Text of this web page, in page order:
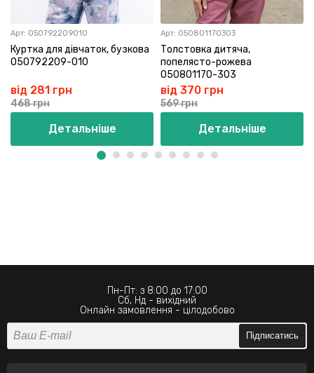
Арт: 050792209010
Куртка для дівчаток, бузкова
050792209-010
від 281 грн
468 грн
Детальніше
Арт: 050801170303
Толстовка дитяча,
попелясто-рожева
050801170-303
від 370 грн
569 грн
Детальніше
Пн-Пт: з 8:00 до 17:00
Сб, Нд - вихідний
Онлайн замовлення - цілодобово
Підписатись